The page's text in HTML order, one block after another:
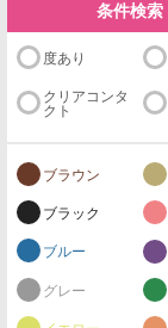
条件検索
度あり
クリアコンタ
クト
ブラウン
ブラック
ブルー
グレー